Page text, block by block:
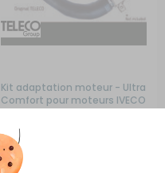
Kit adaptation moteur - Ultra
Comfort pour moteurs IVECO
A partir de :
287,30 €